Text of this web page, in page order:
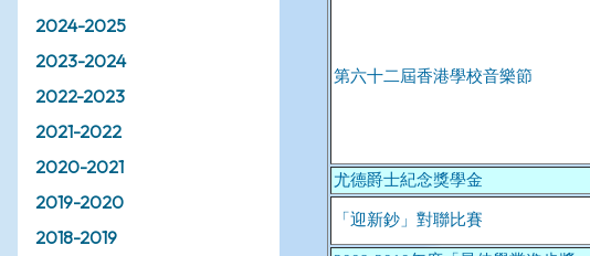
2024-2025
2023-2024
2022-2023
2021-2022
2020-2021
2019-2020
2018-2019